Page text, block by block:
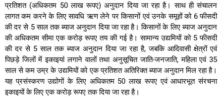
प्रतिशत (अधिकतम 50 लाख रूपए) अनुदान दिया जा रहा है। साथ ही संचालन
लागत कम करने के लिए सावधि ऋण लेने पर किसानों एवं उनके समूहों को 6 फीसदी
की दर से 5 साल तक ब्याज अनुदान दिया जा रहा है। किसानों के लिए ब्याज अनुदान
की अधिकतम सीमा एक करोड़ रूपए तय की गई है। सामान्य उद्यमियों को 5 फीसदी
की दर से 5 साल तक ब्याज अनुदान दिया जा रहा है, जबकि आदिवासी क्षेत्रों एवं
पिछड़े जिलों में इकाइयां लगाने वालों तथा अनुसूचित जाति-जनजाति, महिला एवं 35
साल से कम उम्र के उद्यमियों को एक प्रतिशत अतिरिक्त ब्याज अनुदान मिल रहा है।
यह प्रसंस्करण उद्योगों के लिए अधिकतम 50 लाख रूपए एवं आधारभूत संरचना
इकाइयों के लिए एक करोड़ रूपए तक दिया जा रहा है।